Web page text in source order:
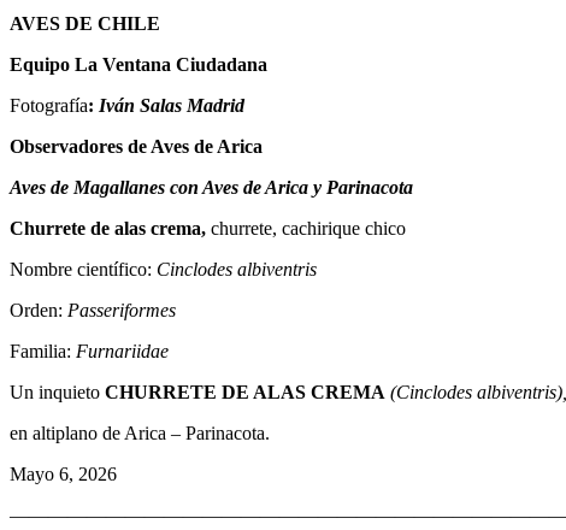
AVES DE CHILE
Equipo La Ventana Ciudadana
Fotografía: Iván Salas Madrid
Observadores de Aves de Arica
Aves de Magallanes con Aves de Arica y Parinacota
Churrete de alas crema, churrete, cachirique chico
Nombre científico: Cinclodes albiventris
Orden: Passeriformes
Familia: Furnariidae
Un inquieto CHURRETE DE ALAS CREMA (Cinclodes albiventris),
en altiplano de Arica – Parinacota.
Mayo 6, 2026